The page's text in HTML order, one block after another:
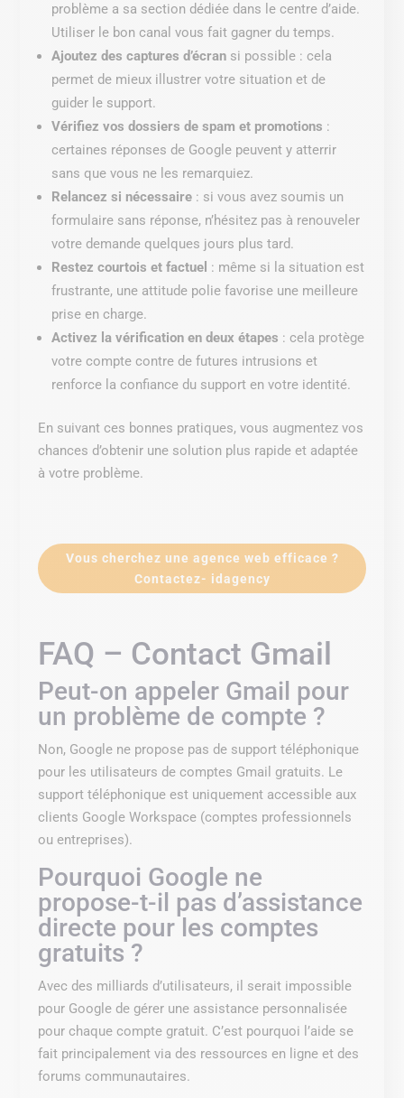
problème a sa section dédiée dans le centre d’aide.
Utiliser le bon canal vous fait gagner du temps.
Ajoutez des captures d’écran si possible : cela
permet de mieux illustrer votre situation et de
guider le support.
Vérifiez vos dossiers de spam et promotions :
certaines réponses de Google peuvent y atterrir
sans que vous ne les remarquiez.
Relancez si nécessaire : si vous avez soumis un
formulaire sans réponse, n’hésitez pas à renouveler
votre demande quelques jours plus tard.
Restez courtois et factuel : même si la situation est
frustrante, une attitude polie favorise une meilleure
prise en charge.
Activez la vérification en deux étapes : cela protège
votre compte contre de futures intrusions et
renforce la confiance du support en votre identité.
En suivant ces bonnes pratiques, vous augmentez vos
chances d’obtenir une solution plus rapide et adaptée
à votre problème.
Vous cherchez une agence web efficace ?
Contactez- idagency
FAQ – Contact Gmail
Peut-on appeler Gmail pour
un problème de compte ?
Non, Google ne propose pas de support téléphonique
pour les utilisateurs de comptes Gmail gratuits. Le
support téléphonique est uniquement accessible aux
clients Google Workspace (comptes professionnels
ou entreprises).
Pourquoi Google ne
propose-t-il pas d’assistance
directe pour les comptes
gratuits ?
Avec des milliards d’utilisateurs, il serait impossible
pour Google de gérer une assistance personnalisée
pour chaque compte gratuit. C’est pourquoi l’aide se
fait principalement via des ressources en ligne et des
forums communautaires.